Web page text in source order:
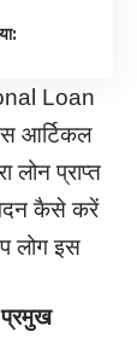
Loan
आर्टिकल
लोन प्राप्त
कैसे करें
लोग इस